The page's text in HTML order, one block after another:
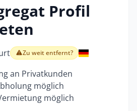
Profil
Zu weit entfernt?
an Privatkunden
möglich
möglich